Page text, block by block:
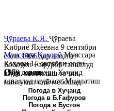
Муяссара ҚаҳорӣМуяссара
Қаҳорӣ 15 октябри соли
1979 дар шаҳри Хуҷанд
таваллуд шудааст. Миллаташ
тоҷик. Маълумот олӣ. Соли
2002 Донишгоҳи давлатии
Хуҷанд ба...
Ҷӯраева К.Я. Ҷӯраева
Кибриё Яҳёевна 9 сентябри
соли 1966 дар ноҳияи
Бобоҷон Ғафуров таваллуд
шуда, миллаташ тоҷик,
маълумот олӣ мебошад.
Соли 1997 Донишг...
Обу хаво
Погода в Хуҷанд
Погода в Б.Ғафуров
Погода в Бустон